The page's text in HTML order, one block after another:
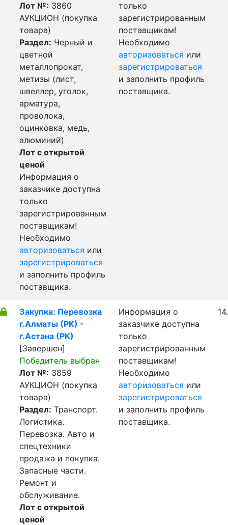
Лот №: 3860
АУКЦИОН (покупка
товара)
Раздел: Черный и
цветной
металлопрокат,
метизы (лист,
швеллер, уголок,
арматура,
проволока,
оцинковка, медь,
алюминий)
Лот с открытой
ценой
Информация о
заказчике доступна
только
зарегистрированным
поставщикам!
Необходимо
авторизоваться или
зарегистрироваться
и заполнить профиль
поставщика.
только
зарегистрированным
поставщикам!
Необходимо
авторизоваться или
зарегистрироваться
и заполнить профиль
поставщика.
Закупка: Перевозка
г.Алматы (РК) -
г.Астана (РК)
[Завершен]
Победитель выбран
Лот №: 3859
АУКЦИОН (покупка
товара)
Раздел: Транспорт.
Логистика.
Перевозка. Авто и
спецтехники
продажа и покупка.
Запасные части.
Ремонт и
обслуживание.
Лот с открытой
ценой
Информация о
заказчике доступна
только
зарегистрированным
поставщикам!
Необходимо
авторизоваться или
зарегистрироваться
и заполнить профиль
поставщика.